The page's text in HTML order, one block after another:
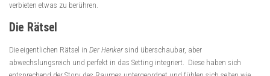
verbieten etwas zu berühren.
Die Rätsel
Die eigentlichen Rätsel in Der Henker sind überschaubar, aber
abwechslungsreich und perfekt in das Setting integriert. Diese haben sich